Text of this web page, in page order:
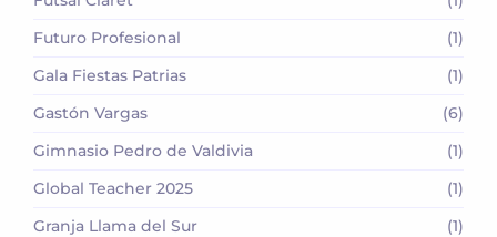
Futuro Profesional
(1)
Gala Fiestas Patrias
(1)
Gastón Vargas
(6)
Gimnasio Pedro de Valdivia
(1)
Global Teacher 2025
(1)
Granja Llama del Sur
(1)